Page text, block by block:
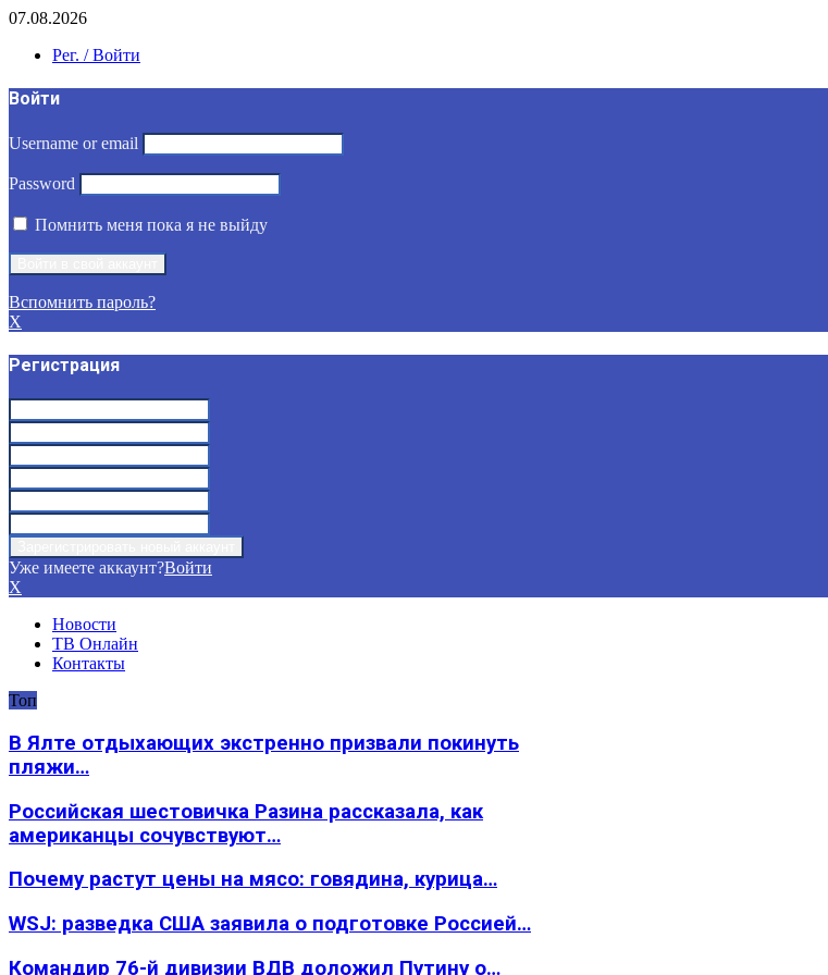
07.08.2026
Рег. / Войти
Войти
Username or email
Password
Помнить меня пока я не выйду
Вспомнить пароль?
X
Регистрация
Уже имеете аккаунт?Войти
X
Новости
ТВ Онлайн
Контакты
Топ
В Ялте отдыхающих экстренно призвали покинуть
пляжи…
Российская шестовичка Разина рассказала, как
американцы сочувствуют…
Почему растут цены на мясо: говядина, курица…
WSJ: разведка США заявила о подготовке Россией…
Командир 76-й дивизии ВДВ доложил Путину о…